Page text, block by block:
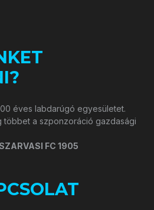
éves labdarúgó egyesületet.
többet a szponzoráció gazdasági
FC 1905